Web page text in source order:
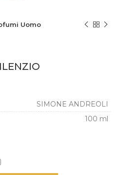
Uomo
SIMONE ANDREOLI
100 ml